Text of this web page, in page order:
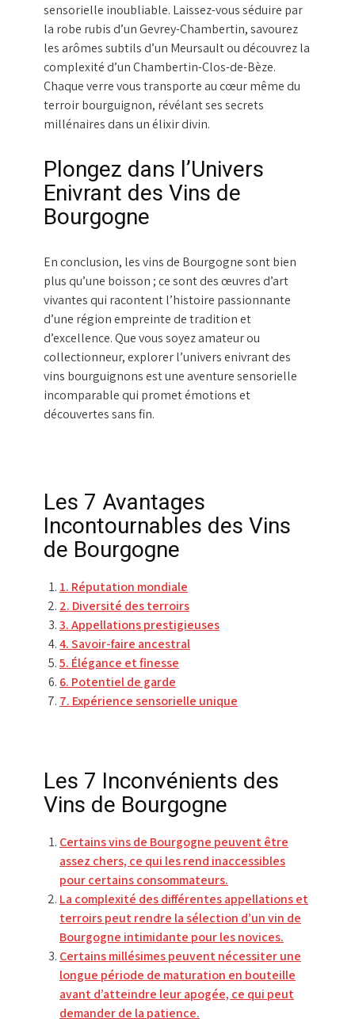
sensorielle inoubliable. Laissez-vous séduire par
la robe rubis d’un Gevrey-Chambertin, savourez
les arômes subtils d’un Meursault ou découvrez la
complexité d’un Chambertin-Clos-de-Bèze.
Chaque verre vous transporte au cœur même du
terroir bourguignon, révélant ses secrets
millénaires dans un élixir divin.
Plongez dans l’Univers
Enivrant des Vins de
Bourgogne
En conclusion, les vins de Bourgogne sont bien
plus qu’une boisson ; ce sont des œuvres d’art
vivantes qui racontent l’histoire passionnante
d’une région empreinte de tradition et
d’excellence. Que vous soyez amateur ou
collectionneur, explorer l’univers enivrant des
vins bourguignons est une aventure sensorielle
incomparable qui promet émotions et
découvertes sans fin.
Les 7 Avantages
Incontournables des Vins
de Bourgogne
1. Réputation mondiale
2. Diversité des terroirs
3. Appellations prestigieuses
4. Savoir-faire ancestral
5. Élégance et finesse
6. Potentiel de garde
7. Expérience sensorielle unique
Les 7 Inconvénients des
Vins de Bourgogne
Certains vins de Bourgogne peuvent être
assez chers, ce qui les rend inaccessibles
pour certains consommateurs.
La complexité des différentes appellations et
terroirs peut rendre la sélection d’un vin de
Bourgogne intimidante pour les novices.
Certains millésimes peuvent nécessiter une
longue période de maturation en bouteille
avant d’atteindre leur apogée, ce qui peut
demander de la patience.